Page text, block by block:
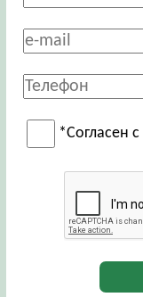
*Согласен с